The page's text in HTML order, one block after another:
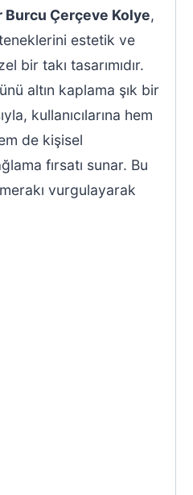
Burcu Çerçeve Kolye,
estetik ve
bir takı tasarımıdır.
altın kaplama şık bir
kullanıcılarına hem
de kişisel
fırsatı sunar. Bu
vurgulayarak